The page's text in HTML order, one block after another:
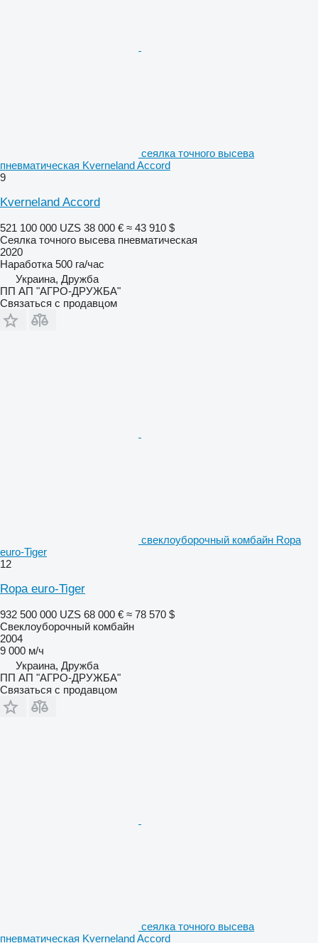
сеялка точного высева
пневматическая Kverneland Accord
9
Kverneland Accord
521 100 000 UZS 38 000 € ≈ 43 910 $
Сеялка точного высева пневматическая
2020
Наработка 500 га/час
Украина, Дружба
ПП АП "АГРО-ДРУЖБА"
Связаться с продавцом
свеклоуборочный комбайн Ropa
euro-Tiger
12
Ropa euro-Tiger
932 500 000 UZS 68 000 € ≈ 78 570 $
Свеклоуборочный комбайн
2004
9 000 м/ч
Украина, Дружба
ПП АП "АГРО-ДРУЖБА"
Связаться с продавцом
сеялка точного высева
пневматическая Kverneland Accord